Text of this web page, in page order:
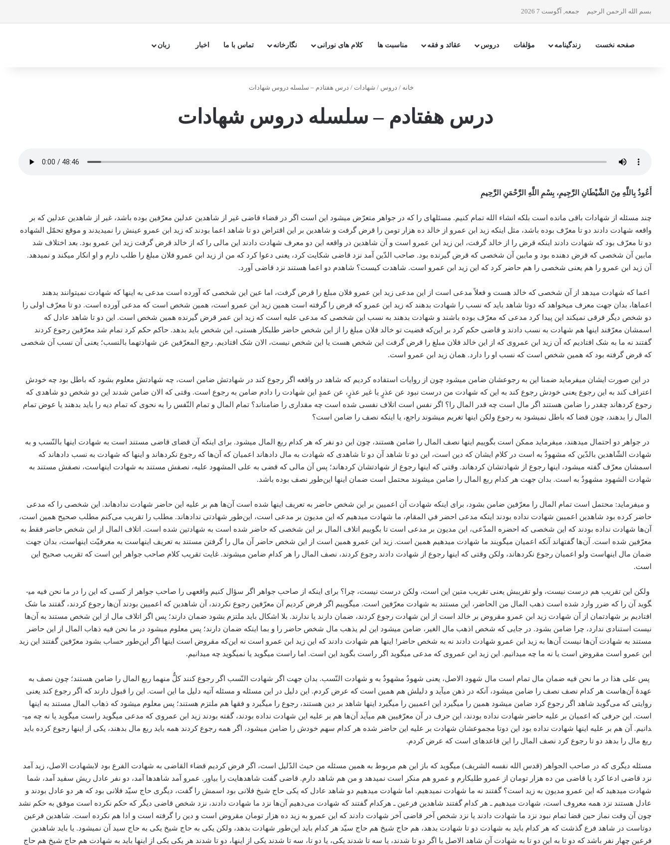
بسم الله الرحمن الرحیم جمعه, آگوست 7 2026
صفحه نخست زندگینامه مؤلفات دروس عقائد و فقه مناسبت ها کلام های نورانی نگارخانه تماس با ما اخبار زبان
خانه / دروس / شهادات / درس هفتادم – سلسله دروس شهادات
درس هفتادم – سلسله دروس شهادات
أَعُوذُ بِاللَّهِ مِنَ الشَّيْطَانِ الرَّجِيمِ، بِسْمِ اللَّهِ الرَّحْمَنِ الرَّحِيمِ
چند مسئله از شهادات باقی مانده است بلکه انشاء الله تمام کنیم. مسئله­ای را که در جواهر متعرّض می­شود این است اگر در قضاء قاضی غیر از شاهدین عدلین معرّفین بوده باشد، غیر از شاهدین عدلین که بر
واقعه شهادت دادند دو تا معرّف بوده باشد، مثل اینکه زید ابن عمرو از خالد ده هزار تومن را قرض گرفت و شاهدین بر این اقتراض دو تا شاهد اعما بودند که زید ا‌بن عمرو عینش را نمی­دیدند و موقع تحمّل الشهاده
دو تا معرّف بود که شهادت دادند اینکه قرض را از خالد گرفت، این زید‌ ابن عمرو است و آن شاهدین در واقعه این دو معرف شهادت دادند این مالی را که از خالد قرض گرفت زید ا‌بن عمرو بود. بعد اختلاف شد
مابین آن شخصی که قرض دهنده بود و مابین آن شخصی که قرض گیرنده بود. صاحب الدّین آمد نزد قاضی شکایت کرد، یعنی دعوا کرد که من از زید ا‌بن عمرو فلان مبلغ را طلب دارم و او انکار می­کند و نمی­دهد.
آن زید ا‌بن عمرو را هم یعنی شخصی را هم حاضر کرد که این زید‌ ابن عمرو است. شاهدت کیست؟ شاهدم دو اعما هستند نزد قاضی آورد.
اعما که شهادت می­دهد از آن شخصی که خالد هست و فعلاً مدعی است از این مدعی زید ا‌بن عمرو فلان مبلغ را قرض گرفت، اما عین این شخصی که آورده است مدعی به اینها که شهادت نمی­توانند بدهند
اعماها، بدان جهت معرف می­خواهد که دوتا شاهد باید که نسب را شهادت بدهند که زید ا‌بن عمرو که قرض را گرفته است همین زید‌ ابن عمرو است، همین شخص است که مدعی آورده است. دو تا معرّف اولی را
دو شخص دیگر فرقی نمی­کند این پیدا کرد مدعی که معرّف بوده باشند و شهادت بدهند به نسب این شخصی که مدعی علیه است که زید‌ ابن عمر قرض گیرنده همین شخص است. این دو تا شاهد عادل که
اسمشان معرّفند اینها هم شهادت به نسب دادند و قاضی حکم کرد بر این‌كه قضیت تو خالد فلان مبلغ را از این شخص حاضر طلبکار هستی، این شخص باید بدهد. حاکم حکم کرد تمام شد معرّفین رجوع کردند
گفتند نه ما به شک افتادیم که آن زید ا‌بن عمروی که از این خالد فلان مبلغ را قرض گرفت این شخص هست یا این شخص نیست، الان شک افتادیم. رجع المعرّفین عن شهادتهما بالنسب؛ یعنی آن نسب آن شخصی
که قرض گرفته بود که همین شخص است که نسب او را دارد. همان زید ا‌بن عمرو است.
در این صورت ایشان می­فرماید ضمنا این به رجوعشان ضامن می­شود چون از روایات استفاده کردیم که شاهد در واقعه اگر رجوع کند در شهادتش ضامن است، چه شهادتش معلوم بشود که باطل بود چه خودش
اعتراف کند به این رجوع یعنی خودش رجوع کند به این که شهادت من درست نبود عن عذرٍ یا غیر عذرٍ، عن عمدٍ این شهادت را دادم ضامن به رجوع است. وقتی که الان ضامن شدند این دو شخص دو شاهدی که
رجوع کرده­اند چقدر را ضامن هستند اگر مال است چه قدر المال را؟ اگر نفس است اتلاف نفسی شده است چه مقداری را ضامن­اند؟ تمام المال و تمام النّفس را به نحوی که تمام دیه را باید بدهند یا عوض تمام
المال را بدهند، چون قضا که باطل نمی­شود به رجوع ولکن اینها تغریم می­شوند راجع، یا اینکه نصف را ضامن است؟
در جواهر دو احتمال می­دهند، می­فرماید ممکن است بگوییم اینها نصف المال را ضامن هستند، چون این دو نفر که هر کدام ربع المال می­شود. برای اینکه آن قضای قاضی مستند است به شهادت اینها بالنّسب و به
شهادت الشّاهدین بالدّین که مشهودٌ به است در کلام ایشان که دین است، این دو تا شاهد آن دو تا شاهدی که شهادت به مال داده­اند اعمیان که آن‌ها که رجوع نکرده­اند و اینها که شهادت به نسب داده­اند که
اسمشان معرّف گفته می­شود، اینها رجوع از شهادتشان کرده­اند. وقتی که اینها رجوع از شهادتشان کرده­اند؛ پس آن مالی که قضی به علی المشهود علیه، نصفش مستند به شهادت اینهاست، نصفش مستند به
شهادت الشهود مشهودٌ به است. بدان جهت هر کدام ربع المال را ضامن می­شوند محتمل است ضمان اینها این‌طور نصف بوده باشد.
و می­فرماید: محتمل است تمام المال را معرّفین ضامن بشود، برای اینکه شهادت آن اعمیین بر این شخص حاضر به تعریف اینها شده است آن‌ها هم بر علیه این حاضر شهادت نداده­اند. این شخصی را که مدعی
حاضر کرده بود شاهدین اعمیین شهادت نداده بودند اینکه مدعی احضر في المقام، ما شهادت می­دهیم که این مدیون بر مدعی است، این‌طور شهادتی نداده­اند. مطلب را تقریب می‌كنم مطلب صحیح همین است،
آن‌ها شهادت نداده بودند که این شخصی که احضره المدّعی، این مدیون بر مدعی است تا بگوییم اتلاف المال بر این شخصی که حاضر شده است به شهادتین شده است. اتلاف المال از این شخص حاضر فقط به
معرّفین شده است. آن‌ها گفته­اند آنکه اعمیان می­گویند ما شهادت می­دهیم همین است. زید ا‌بن عمرو همین است از این شخص حاضر آن مال را گرفتن مستند به تعریف اینهاست به معرفیّت اینهاست، بدان جهت
ضمان مال اینهاست ولو اعمیان رجوع نکرده­اند، ولکن وقتی که اینها رجوع از شهادت دادند رجوع کردند، نصف المال را هر کدام ضامن می­شوند. غایت تقریب کلام صاحب جواهر این است که تقریب صحیح این
است.
ولکن این تقریب هم درست نیست، ولو تقریبش یعنی تقریب متین این است، ولکن درست نیست، چرا؟ برای اینکه از صاحب جواهر اگر سؤال کنیم واقعه­ی را صاحب جواهر از کسی که این را در ما نحن فیه می­
گوید آن را که ضرر وارد شده است ذهب المال من الحاضر، این مستند به شهادت معرّفین است. می­گوییم اگر فرض کردیم آن معرّفین رجوع نکردند، آن شاهدین که اعمیین بودند آن‌ها رجوع کردند، گفتند ما شک
افتادیم بر شهادتمان از آن شهادت زید‌ ابن عمرو مقروض بر خالد است از این شهادت رجوع کردند، ضمان دارند یا ندارند. بلا اشکال باید ملتزم بشود ضمان دارند؛ پس اگر اتلاف مال از این شخص مستند به آن‌ها
نیست استنادی ندارد، چرا ضامن بشود. در جایی که شخص اذهب مال الغیر، ضامن می­شود این لم یذهب مال شخص حاضر را و بما اینکه ضمان دارند؛ پس معلوم می­شود در ما نحن فیه ذهاب المال از این حاضر
مستند به شهادت آن‌ها نیست آن‌ها به زید ا‌بن عمرو شهادت دادند نه به شخص حاضر! اینها هم شهادت دادند که این زید‌ ابن عمرو است نه این‌که مقروض است اینها اگر این‌طور حساب بشود معرّفین گفتند این زید
ا‌بن عمرو است مقروض است یا نه ما چه می­دانیم. این زید ا‌بن عمروی که مدعی می­گوید اگر راست بگوید این است. اما راست می­گوید یا نمی­گوید چه می­دانیم.
پس علی هذا در ما نحن فیه ضمان مال تمام است مال شهود الاصل، یعنی شهودٌ مشهودٌ به و شهادت النّسب. بدان جهت اگر شهادت النّسب اگر رجوع کنند کلٌّ منهما ربع المال را ضامن هستند؛ چون نصف به
عهدۀ آن‌هاست هر کدام نصف نصف را ضامن می­شود، آنکه در ذهن می­آید و دلیلش هم همین است که عرض کردم. این دلیل در این مسئله و مسئله آتیه دلیل ما این است. این را قبول دارند که اگر رجوع کند یعنی
روایتی که می‌گوید شاهد اگر رجوع کرد ضامن می­شود همین را می­گیرد این اعمیین را می­گیرد اینها شاهد بر دین هستند، رجوع را می­گیرد و فقها هم ملتزم هستند؛ پس معلوم می­شود که ذهاب المال مستند به اینها
است. این حرفی که اعمیان بر علیه حاضر شهادت نداده بودند، این حرف در آن معرّفیین هم می­آید آن‌ها هم بر علیه این شهادت نداده بودند، گفته بودند زید ا‌بن عمروی که مدعی می­گوید راست می­گوید یا نه چه می­
دانیم. آن هم بر علیه اینها شهادت نداده بود این دوتا مجموعشان شهادت بر علیه این حاضر شده هر کدام سهم خودش را ضامن می­شود، اگر همه رجوع کردند همه باید ربع مال بدهند، یکی از اینها رجوع کرده باید
ربع مال را بدهد دو تا رجوع کرد نصف المال را این قاعده­ای است که عرض کردم.
مسئله دیگری که در صاحب الجواهر (قدس الله نفسه الشریف) می­گوید که باز این هم مربوط به همین مسئله من حیث الدّلیل است، اگر فرض کردیم قضاء القاضی به شهادت الفرع بود لابشهادت الاصل، زید آمد
نزد قاضی ادعا کرد یا قاضی من ده هزار تومان از عمرو طلبکارم و عمرو هم منکر است نمی­دهد و من هم شاهد دارم. قاضی گفت شاهدهایت را بیاور. عمرو آمد شاهدها آمد، دو نفر عادل ریش سفید آمد، شما
شهادت می­دهید که این عمرو مدیون به زید است؟ گفتند نه ما شهادت نمی­دهیم. اما شهادت می­دهیم دو شاهد عادل که یکی حاج شیخ فلانی بود اسمش را گفت، دیگری حاج سیّد فلانی بود که هر دو عادل بودند و
عادل هستند نزد همه معروف است، شهادت می­دهیم ـ هر کدام گفتند شاهدین فرعین ـ هركدام گفتند كه شهادت می‌دهیم آن‌ها نزد ما شهادت دادند، نزد شخص قاضی دیگر که حکم نکرده است موفق به حکم نشد
چون آن وقت نماز حین قضا تمام نبود نزد ما شهادت دادند یا نزد شخص آخر قاضی آخر شهادت دادند که این عمرو به زید ده هزار تومان مقروض است و دین را گرفته است و ادا هم نکرده است. شاهدین فرعین
دوتاست در شاهد فرع گذشت که هر کدام باید به شهادت دو تا شهادت بدهد، هم حاج شیخ هم حاج سیّد هر کدام باید این‌طور شهادت بدهد، ولکن یکی به حاج شیخ یکی به حاج سید آن نمی­شود. یا باید شاهدین
فرعین چهار نفر باشد که دو تا به این دو تا به شهادت آن شاهد الاصل یا اگر دو تا شدند، یا سه تا شدند یکی، یا دو تا، سه تا شدند یکی از اینها، دو تا شدند هر یکی یکی از اینها باید به شهادت هم حاج شیخ هم حاج